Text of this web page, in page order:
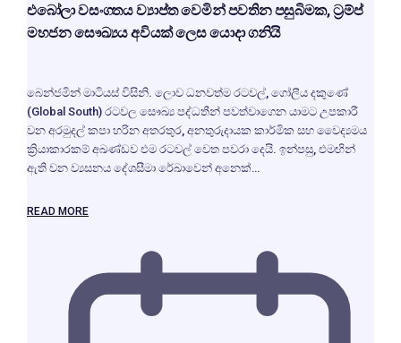
එබෝලා වසංගතය ව්‍යාප්ත වෙමින් පවතින පසුබිමක, ට්‍රම්ප්
මහජන සෞඛ්‍යය අවියක් ලෙස යොදා ගනියි
බෙන්ජමින් මාටියස් විසිනි. ලොව ධනවත්ම රටවල්, ගෝලීය දකුණේ
(Global South) රටවල සෞඛ්‍ය පද්ධතීන් පවත්වාගෙන යාමට උපකාරී
වන අරමුදල් කපා හරින අතරතුර, අනතුරුදායක කාර්මික සහ වෛද්‍යමය
ක්‍රියාකාරකම් අඛණ්ඩව එම රටවල් වෙත පවරා දෙයි. ඉන්පසු, එමඟින්
ඇති වන ව්‍යසනය දේශසීමා රේඛාවෙන් අනෙක්…
READ MORE